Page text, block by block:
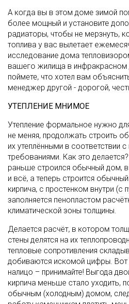
А когда вы в этом доме зимой
более мощный и установите
радиаторы, чтобы не мерзнуть,
топлива у вас вылетает
исследование дома
вашего жилища в инфракрасном
поймете, что хотел вам
менеджер другой - дорогой,
УТЕПЛЕНИЕ МНИМОЕ
Утепление формальное нужно
не меняя, продолжать строить
их утеплёнными в соответствии
требованиями. Как это
раньше строился обычный дом,
и всё, а теперь строится
кирпича, с простенком внутри (с
заполняется пенопластом
климатической зоны толщины.
Делается расчёт, в котором
стены делятся на их
тепловые сопротивления
добиваются искомой цифры. Вот
налицо – принимайте! Выгода
кирпича меньше стало уходить,
обычным (холодным) домом,